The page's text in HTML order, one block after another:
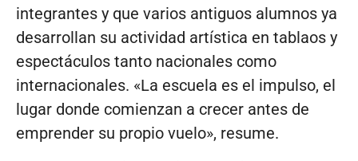
integrantes y que varios antiguos alumnos ya
desarrollan su actividad artística en tablaos y
espectáculos tanto nacionales como
internacionales. «La escuela es el impulso, el
lugar donde comienzan a crecer antes de
emprender su propio vuelo», resume.